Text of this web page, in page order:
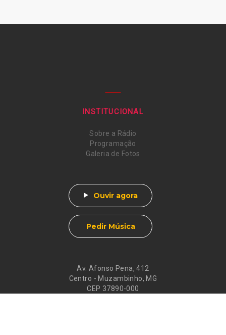
Av. Afonso Pena, 412
Centro - Muzambinho, MG
CEP 37890-000
INSTITUCIONAL
Sobre a Rádio
Programação
Galeria de Fotos
Ouvir agora
Pedir Música